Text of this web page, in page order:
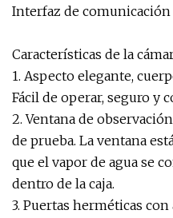
Interfaz de comunicación
Características de la
1. Aspecto elegante,
Fácil de operar, seguro y
2. Ventana de
de prueba. La ventana
que el vapor de agua se
dentro de la caja.
3. Puertas herméticas